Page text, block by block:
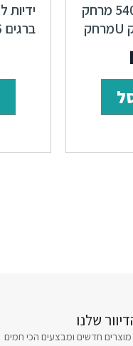
ידיות למטבח ורהיטים 54076 מרחק
ברגים 160 מ"מ חום עתיק Uמרחק
הנוכחי
הוא:
₪59.
ברגים 96 מ"מ חום עתיק F23 Port
שלנו
חדשים ומבצעים הכי חמים